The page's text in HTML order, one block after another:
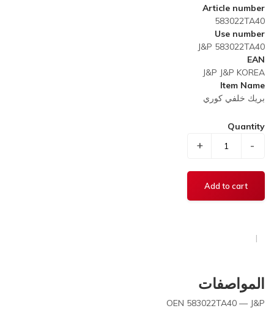
Article number
583022TA40
Use number
J&P 583022TA40
EAN
J&P J&P KOREA
Item Name
بريك خلفي كوري
Quantity
-
+
المواصفات
OEN 583022TA40 — J&P